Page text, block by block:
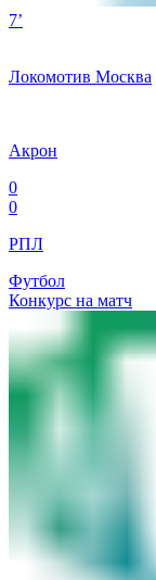
7’
Локомотив Москва
Акрон
0
0
РПЛ
Футбол
Конкурс на матч